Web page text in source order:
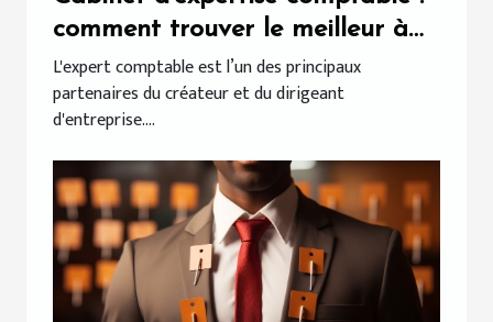
comment trouver le meilleur à
Bordeaux ?
L'expert comptable est l’un des principaux
partenaires du créateur et du dirigeant
d'entreprise....